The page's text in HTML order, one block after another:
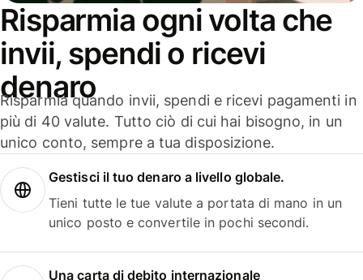
Risparmia ogni volta che
invii, spendi o ricevi
denaro
Risparmia quando invii, spendi e ricevi pagamenti in
più di 40 valute. Tutto ciò di cui hai bisogno, in un
unico conto, sempre a tua disposizione.
Gestisci il tuo denaro a livello globale.
Tieni tutte le tue valute a portata di mano in un
unico posto e convertile in pochi secondi.
Una carta di debito internazionale